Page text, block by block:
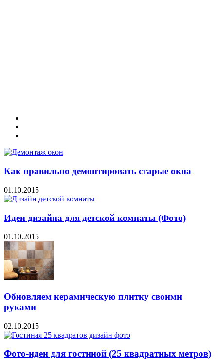
Как правильно демонтировать старые окна
01.10.2015
Идеи дизайна для детской комнаты (Фото)
01.10.2015
Обновляем керамическую плитку своими
руками
02.10.2015
Фото-идеи для гостиной (25 квадратных метров)